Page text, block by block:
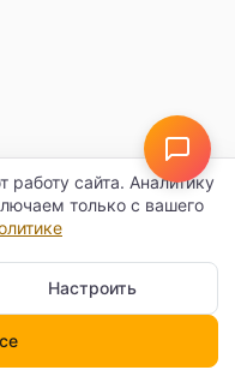
сайта. Аналитику
только с вашего
Настроить